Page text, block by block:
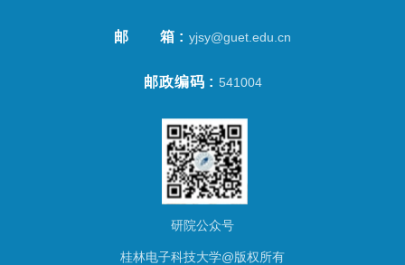
邮箱 yjsy@guet.edu.cn
邮政编码 541004
研院公众号
桂林电子科技大学@版权所有